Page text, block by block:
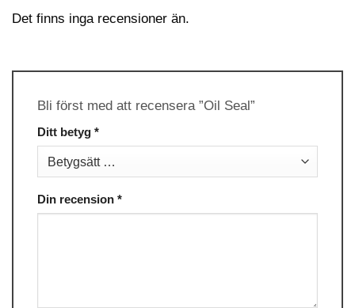
Det finns inga recensioner än.
Bli först med att recensera ”Oil Seal”
Ditt betyg *
Din recension *